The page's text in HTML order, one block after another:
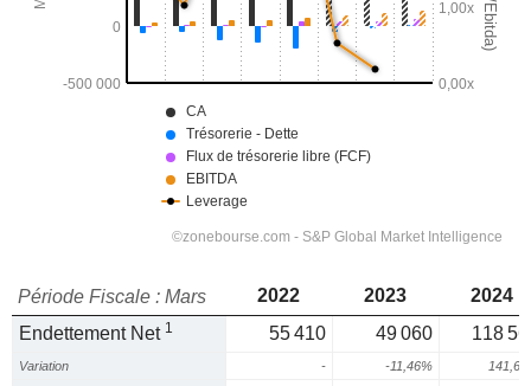
Période Fiscale : Mars 2022 2023
2024
Endettement Net 1 55 410 49 060 118
Variation - -11,46%